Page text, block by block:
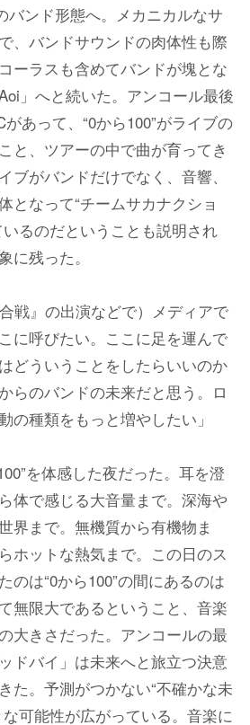
バンド形態へ。メカニカルなサ
、バンドサウンドの肉体性も際
ーラスも含めてバンドが塊とな
」へと続いた。アンコール最後
あって、“0から100”がライブの
と、ツアーの中で曲が育ってき
ブがバンドだけでなく、音響、
となって“チームサカナクショ
るのだということも説明され
に残った。
戦』の出演などで）メディアで
に呼びたい。ここに足を運んで
どういうことをしたらいいのか
らのバンドの未来だと思う。ロ
の種類をもっと増やしたい」
を体感した夜だった。耳を澄
体で感じる大音量まで。深海
界まで。無機質から有機物ま
ホットな熱気まで。この日のス
のは“0から100”の間にあるのは
無限大であるということ、音楽
大きさだった。アンコールの最
ドバイ」は未来へと旅立つ決意
た。予測がつかない“不確かな未
可能性が広がっている。音楽に